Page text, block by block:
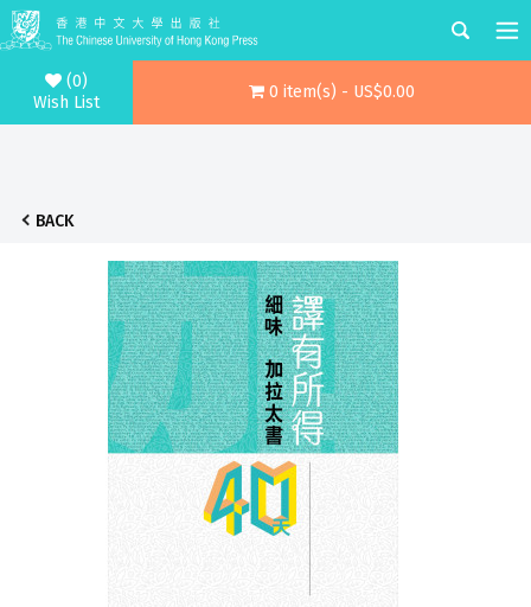
(0)
Wish List
0 item(s) - US$0.00
BACK